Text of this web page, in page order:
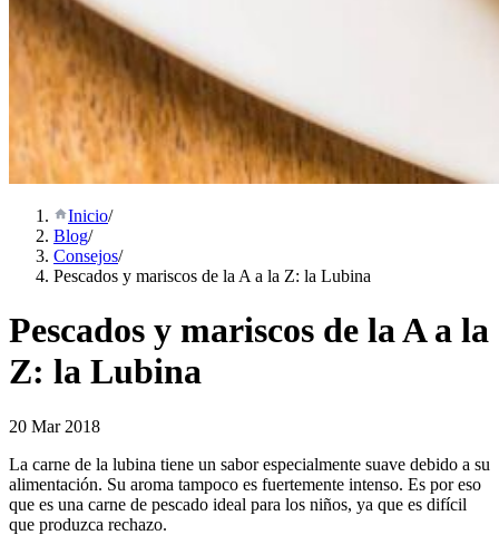
Inicio/
Blog/
Consejos/
Pescados y mariscos de la A a la Z: la Lubina
Pescados y mariscos de la A a la
Z: la Lubina
20 Mar 2018
La carne de la lubina tiene un sabor especialmente suave debido a su
alimentación. Su aroma tampoco es fuertemente intenso. Es por eso
que es una carne de pescado ideal para los niños, ya que es difícil
que produzca rechazo.